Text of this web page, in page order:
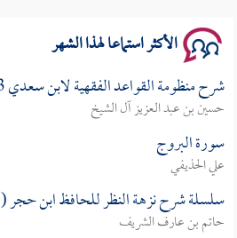
الأكثر استماعا لهذا الشهر
شرح منظومة القواعد الفقهية لابن سعدي 3
حسين بن عبد العزيز آل الشيخ
سورة البروج
علي الحذيفي
سلسلة شرح نزهة النظر للحافظ ابن حجر (28)
حاتم بن عارف الشريف